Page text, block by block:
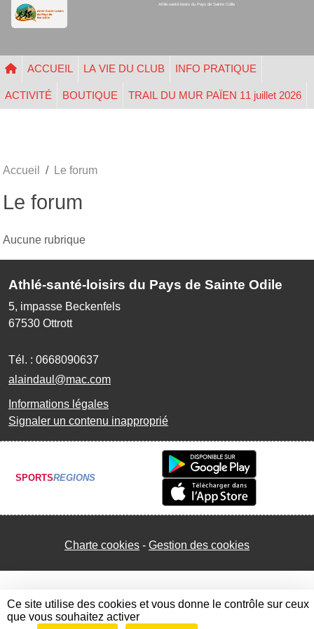
Athlé-santé-loisirs du Pays de Sainte Odile
ACCUEIL LA VIE DU CLUB INFO PRATIQUE
ACTIVITÉ BOUTIQUE TRAIL DU MUR PAÏEN 11 juillet 2026
Accueil Le forum
Le forum
Aucune rubrique
Athlé-santé-loisirs du Pays de Sainte Odile
5, impasse Beckenfels
67530 Ottrott
Tél. : 0668090637
alaindaul@mac.com
Informations légales
Signaler un contenu inapproprié
SPORTSREGIONS
Charte cookies Gestion des cookies
Panneau de gestion des cookies
Ce site utilise des cookies et vous donne le contrôle sur ceux
que vous souhaitez activer